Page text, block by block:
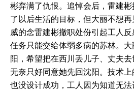
彬弃满了仇恨。追悼会后，雷建
了以后生活的目标，但大丽不想
威的念雷建彬撤职处份引起工人反
任务只能交给体弱多病的苏林。
阳，希望把在西川丢儿子、丈夫
无奈只好同意她先回沈阳。技术
也没设计成功，工人因为知道无